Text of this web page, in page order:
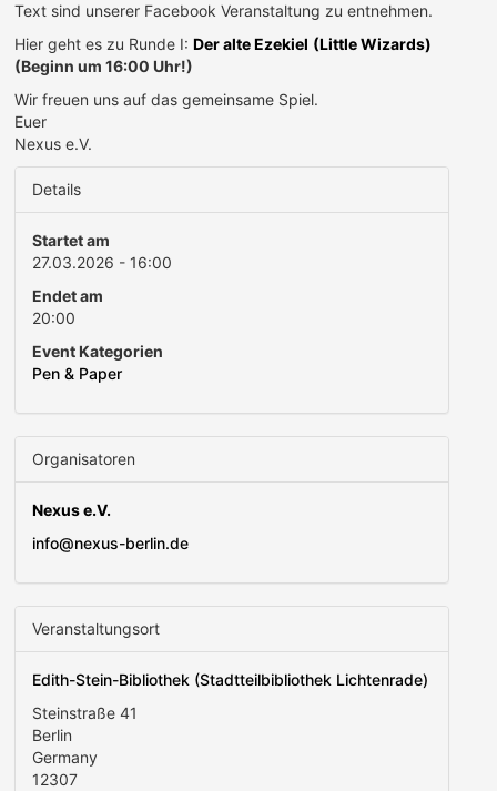
Text sind unserer Facebook Veranstaltung zu entnehmen.
Hier geht es zu Runde I:Der alte Ezekiel (Little Wizards)
(Beginn um 16:00 Uhr!)
Wir freuen uns auf das gemeinsame Spiel.
Euer
Nexus e.V.
Details
Startet am
27.03.2026 - 16:00
Endet am
20:00
Event Kategorien
Pen & Paper
Organisatoren
Nexus e.V.
info@nexus-berlin.de
Veranstaltungsort
Edith-Stein-Bibliothek (Stadtteilbibliothek Lichtenrade)
Steinstraße 41
Berlin
Germany
12307